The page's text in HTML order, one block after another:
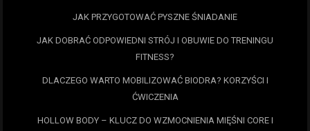
JAK PRZYGOTOWAĆ PYSZNE ŚNIADANIE
JAK DOBRAĆ ODPOWIEDNI STRÓJ I OBUWIE DO TRENINGU
FITNESS?
DLACZEGO WARTO MOBILIZOWAĆ BIODRA? KORZYŚCI I
ĆWICZENIA
HOLLOW BODY – KLUCZ DO WZMOCNIENIA MIĘŚNI CORE I